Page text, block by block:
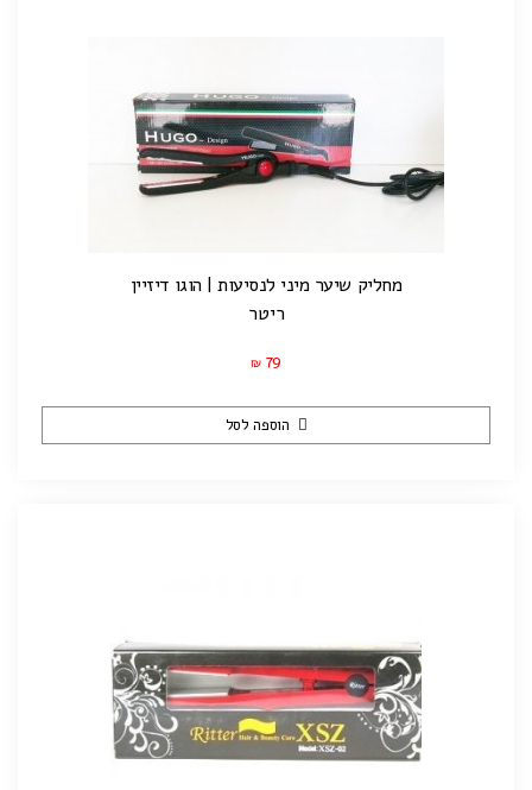
מחליק שיער מיני לנסיעות | הוגו דיזיין
ריטר
₪ 79
הוספה לסל